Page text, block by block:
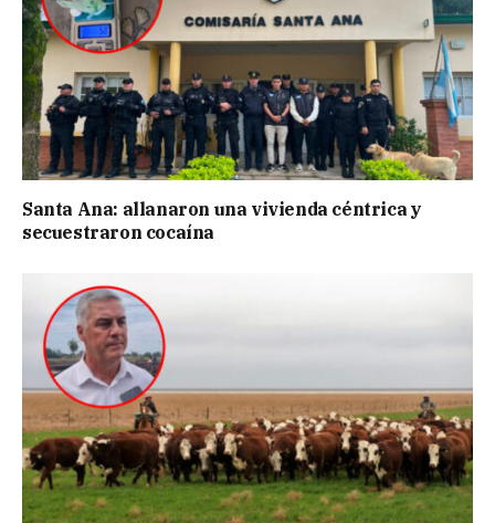
Santa Ana: allanaron una vivienda céntrica y
secuestraron cocaína